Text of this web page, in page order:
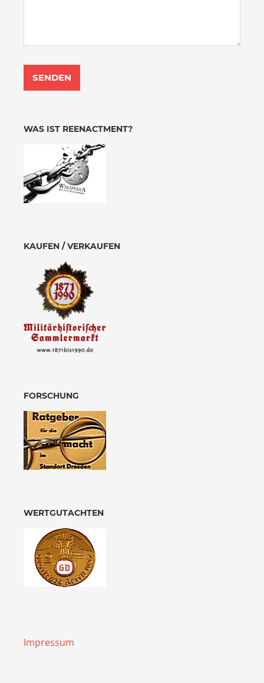
WAS IST REENACTMENT?
KAUFEN / VERKAUFEN
FORSCHUNG
WERTGUTACHTEN
Impressum